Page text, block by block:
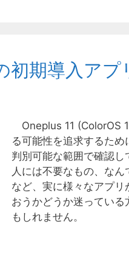
初期導入アプ
Oneplus 11 (ColorOS
る可能性を追求するた
判別可能な範囲で確認
人には不要なもの、な
など、実に様々なアプ
おうかどうか迷ってい
もしれません。